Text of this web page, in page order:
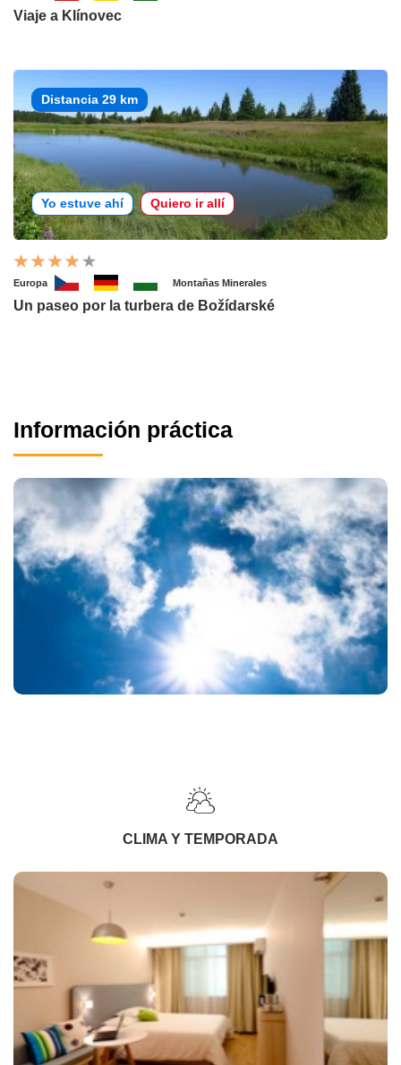
Viaje a Klínovec
Distancia 29 km
Yo estuve ahí Quiero ir allí
Europa Montañas Minerales
Un paseo por la turbera de Božídarské
Información práctica
CLIMA Y TEMPORADA